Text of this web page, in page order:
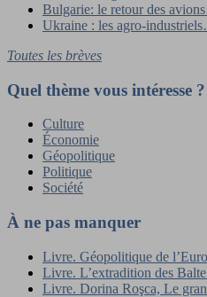
Bulgarie: le retour des
Ukraine : les agro-
Toutes les brèves
Quel thème vous intéresse ?
Culture
Économie
Géopolitique
Politique
Société
À ne pas manquer
Livre. Géopolitique de
Livre. L’extradition des
Livre. Dorina Roşca, Le